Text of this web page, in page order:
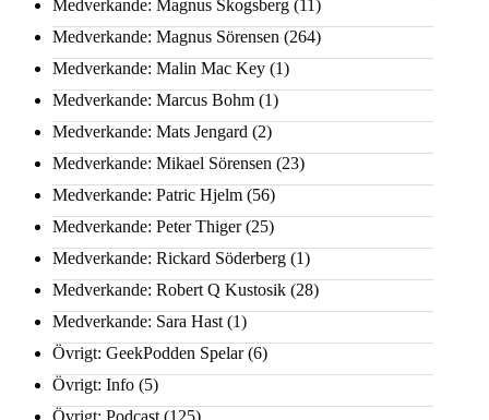
Medverkande: Magnus Skogsberg (11)
Medverkande: Magnus Sörensen (264)
Medverkande: Malin Mac Key (1)
Medverkande: Marcus Bohm (1)
Medverkande: Mats Jengard (2)
Medverkande: Mikael Sörensen (23)
Medverkande: Patric Hjelm (56)
Medverkande: Peter Thiger(25)
Medverkande: Rickard Söderberg (1)
Medverkande: Robert Q Kustosik (28)
Medverkande: Sara Hast (1)
Övrigt: GeekPodden Spelar(6)
Övrigt: Info (5)
Övrigt: Podcast (125)